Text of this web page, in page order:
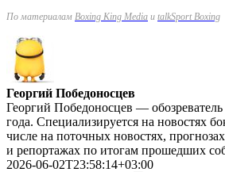
По материалам Boxing King Мedia и talkSport Boxing
Георгий Победоносцев
Георгий Победоносцев —
года. Специализируется на новостях
числе на поточных новостях,
и репортажах по итогам прошедших
2026-06-02T23:58:14+03:00